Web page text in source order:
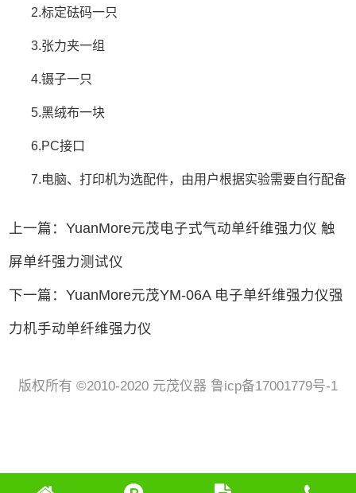
2.标定砝码一只
3.张力夹一组
4.镊子一只
5.黑绒布一块
6.PC接口
7.电脑、打印机为选配件，由用户根据实验需要自行配备
上一篇：YuanMore元茂电子式气动单纤维强力仪 触
屏单纤强力测试仪
下一篇：YuanMore元茂YM-06A 电子单纤维强力仪强
力机手动单纤维强力仪
版权所有 ©2010-2020 元茂仪器 鲁icp备17001779号-1